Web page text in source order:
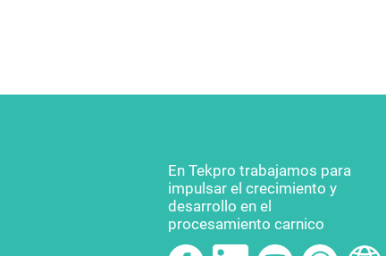
En Tekpro trabajamos para
impulsar el crecimiento y
desarrollo en el
procesamiento carnico